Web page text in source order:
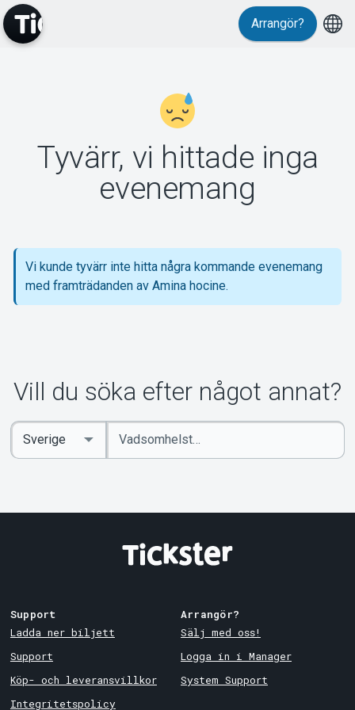
Support
Om Tickster
Arrangör?
Tyvärr, vi hittade inga
evenemang
Vi kunde tyvärr inte hitta några kommande evenemang
med framträdanden av Amina hocine.
Vill du söka efter något annat?
Ange
sökord
Select
Country
Support
Ladda ner biljett
Support
Köp- och leveransvillkor
Integritetspolicy
Arrangör?
Sälj med oss!
Logga in i Manager
System Support